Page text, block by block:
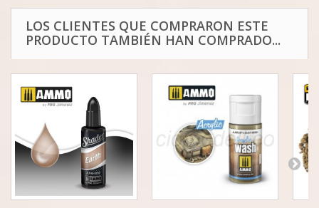
LOS CLIENTES QUE COMPRARON ESTE
PRODUCTO TAMBIÉN HAN COMPRADO...